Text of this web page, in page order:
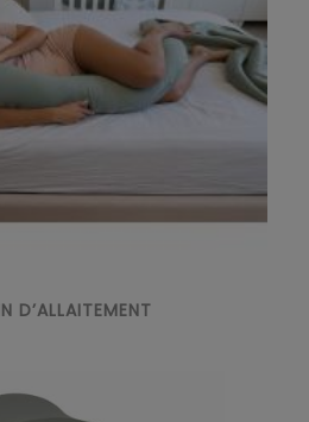
D’ALLAITEMENT